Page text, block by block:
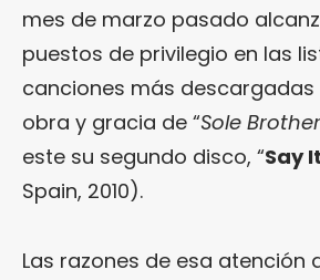
mes de marzo pasado
puestos de privilegio en las
canciones más descargadas
obra y gracia de “Sole Brother
este su segundo disco, “Say It
Spain, 2010).
Las razones de esa atención